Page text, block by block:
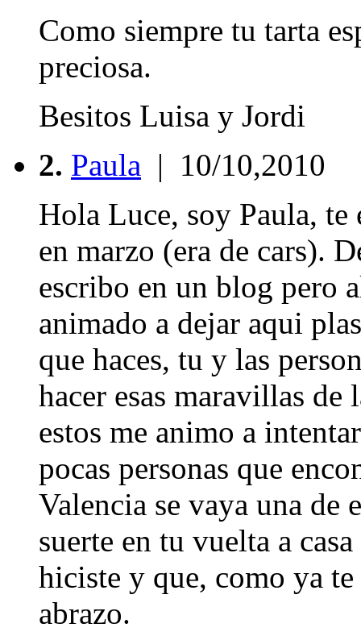
Como siempre tu tarta
preciosa.
Besitos Luisa y Jordi
2. Paula | 10/10,2010
Hola Luce, soy Paula, te
en marzo (era de cars).
escribo en un blog pero
animado a dejar aqui
que haces, tu y las
hacer esas maravillas
estos me animo a
pocas personas que
Valencia se vaya una de
suerte en tu vuelta a
hiciste y que, como ya
abrazo.